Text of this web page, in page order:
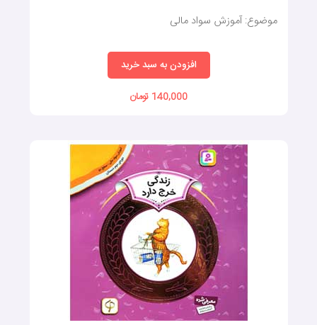
موضوع: آموزش سواد مالی
افزودن به سبد خرید
140,000 تومان